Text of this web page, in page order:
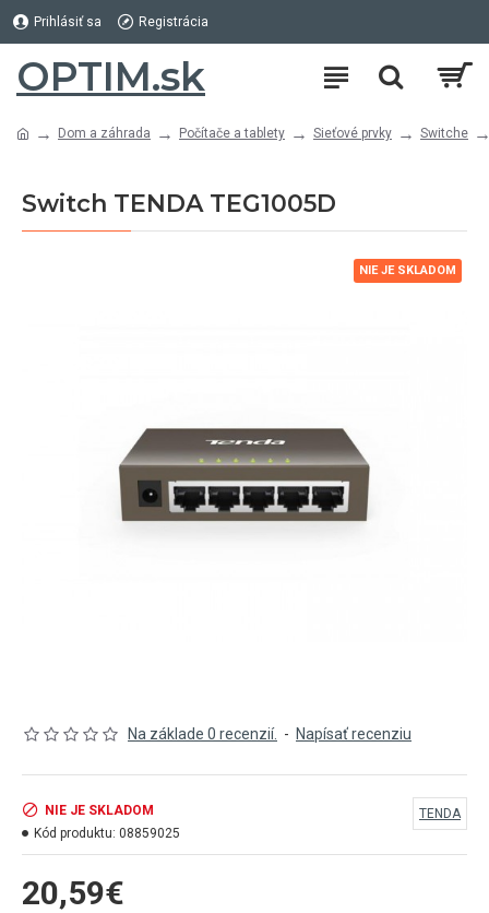
Prihlásiť sa Registrácia
OPTIM.sk
Dom a záhrada Počítače a tablety Sieťové prvky Switche
Switch TENDA TEG1005D
NIE JE SKLADOM
Na základe 0 recenzií. - Napísať recenziu
20,59€
NIE JE SKLADOM
Kód produktu: 08859025
TENDA